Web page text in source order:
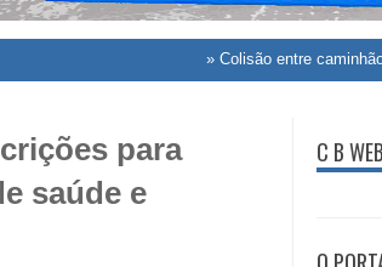
Colisão entre caminhão,
para
saúde e
C B